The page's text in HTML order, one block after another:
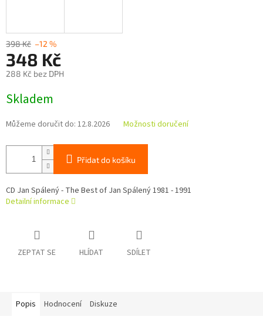
398 Kč –12 %
348 Kč
288 Kč bez DPH
cena:
Skladem
Můžeme doručit do: 12.8.2026 Možnosti doručení
Přidat do košíku
CD Jan Spálený - The Best of Jan Spálený 1981 - 1991
Detailní informace
ZEPTAT SE HLÍDAT SDÍLET
Popis Hodnocení Diskuze